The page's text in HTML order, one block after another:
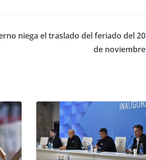
niega el traslado del feriado del 20
de noviembre